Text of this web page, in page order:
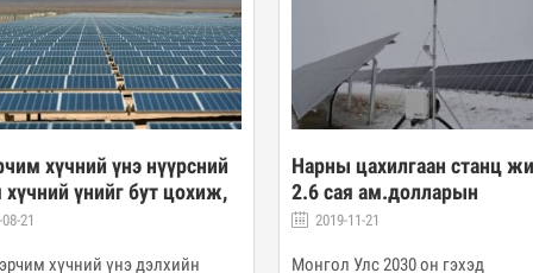
цахилгаан станц жилд
ам.долларын
орлого олно
21
2030 он гэхэд
Диспетчерийн
2019 оны 9 дүгээр сарын
тайлан
2019-10-21
Диспетчерийн зохицуулалтын